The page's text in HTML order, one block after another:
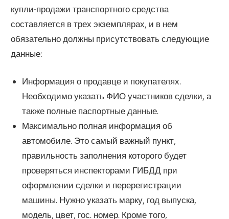
купли-продажи транспортного средства
составляется в трех экземплярах, и в нем
обязательно должны присутствовать следующие
данные:
Информация о продавце и покупателях.
Необходимо указать ФИО участников сделки, а
также полные паспортные данные.
Максимально полная информация об
автомобиле. Это самый важный пункт,
правильность заполнения которого будет
проверяться инспекторами ГИБДД при
оформлении сделки и перерегистрации
машины. Нужно указать марку, год выпуска,
модель, цвет, гос. номер. Кроме того,